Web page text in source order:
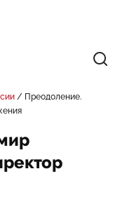
Преодоление.